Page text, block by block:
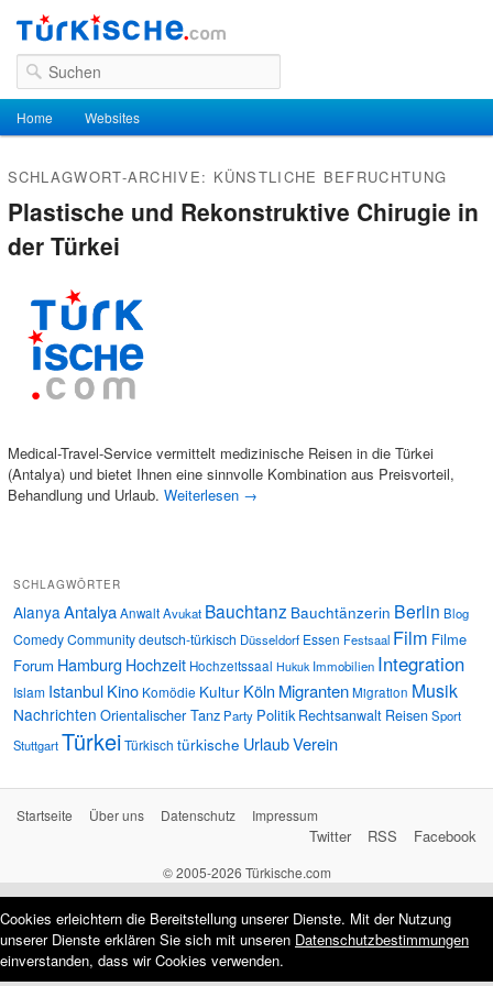
Suchen
Hauptmenü
Zum Inhalt wechseln
Zum sekundären Inhalt wechseln
Home Websites
SCHLAGWORT-ARCHIVE: KÜNSTLICHE BEFRUCHTUNG
Plastische und Rekonstruktive Chirugie in
der Türkei
Medical-Travel-Service vermittelt medizinische Reisen in die Türkei
(Antalya) und bietet Ihnen eine sinnvolle Kombination aus Preisvorteil,
Behandlung und Urlaub. Weiterlesen →
SCHLAGWÖRTER
AlanyaAntalyaAnwaltAvukat Bauchtanz Bauchtänzerin Berlin Blog
ComedyCommunitydeutsch-türkisch Düsseldorf Essen Festsaal Film Filme
Forum Hamburg Hochzeit Hochzeitssaal Hukuk Immobilien Integration
Islam IstanbulKino Komödie Kultur Köln MigrantenMigration Musik
Nachrichten Orientalischer Tanz Party Politik Rechtsanwalt ReisenSport
StuttgartTürkeiTürkisch türkische UrlaubVerein
Startseite Über uns Datenschutz Impressum
Facebook
RSS
Twitter
© 2005-2026 Türkische.com
Cookies erleichtern die Bereitstellung unserer Dienste. Mit der Nutzung
unserer Dienste erklären Sie sich mit unseren Datenschutzbestimmungen
einverstanden, dass wir Cookies verwenden.